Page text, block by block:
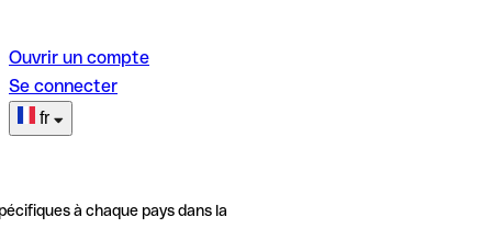
Ouvrir un compte
Se connecter
fr
à chaque pays dans la